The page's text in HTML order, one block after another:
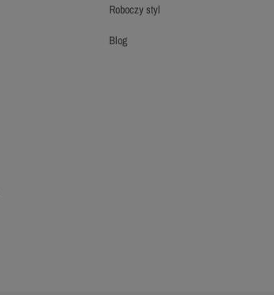
roboczy styl
blog